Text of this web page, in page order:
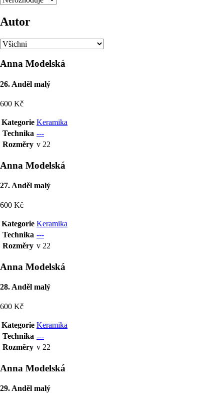
Autor
Anna Modelská
26. Anděl malý
600 Kč
Kategorie Keramika
Technika ---
Rozměry v 22
Anna Modelská
27. Anděl malý
600 Kč
Kategorie Keramika
Technika ---
Rozměry v 22
Anna Modelská
28. Anděl malý
600 Kč
Kategorie Keramika
Technika ---
Rozměry v 22
Anna Modelská
29. Anděl malý